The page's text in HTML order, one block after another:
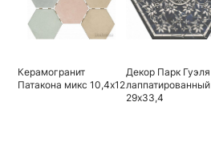
Керамогранит
Патакона микс 10,4х12
Декор Парк Гуэля
лаппатированный
29х33,4